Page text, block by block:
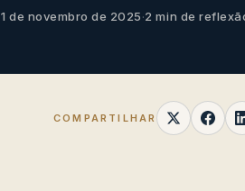
1 de novembro de 2025·2 min de
COMPARTILHAR